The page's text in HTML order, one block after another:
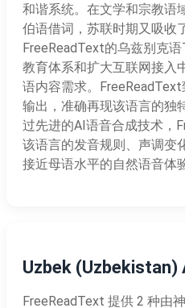
和谐系统。在文学和宗教语
伯语借词，苏联时期又吸收
FreeReadText的乌兹别克
教育体系和扩大互联网接入
语内容需求。
输出，准确再现该语言的独
过先进的AI语音合成技术，
该语言的发音规则、声调变
接近母语水平的自然语音体
Uzbek (Uzbekistan)
FreeReadText 提供 2 种由